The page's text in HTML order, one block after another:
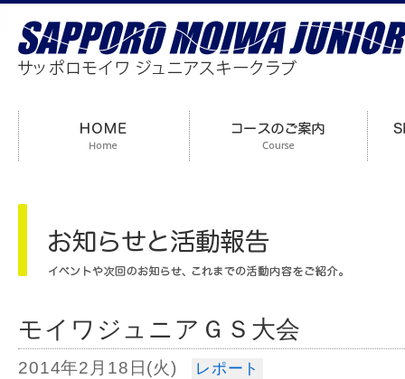
モイワジュニアＧＳ大会
2014年2月18日(火) レポート